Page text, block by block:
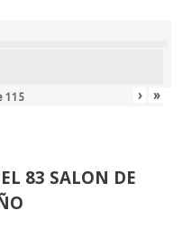
115 › »
83 SALON DE